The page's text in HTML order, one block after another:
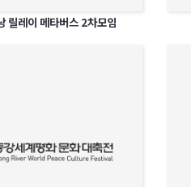
릴레이 메타버스 2차모임